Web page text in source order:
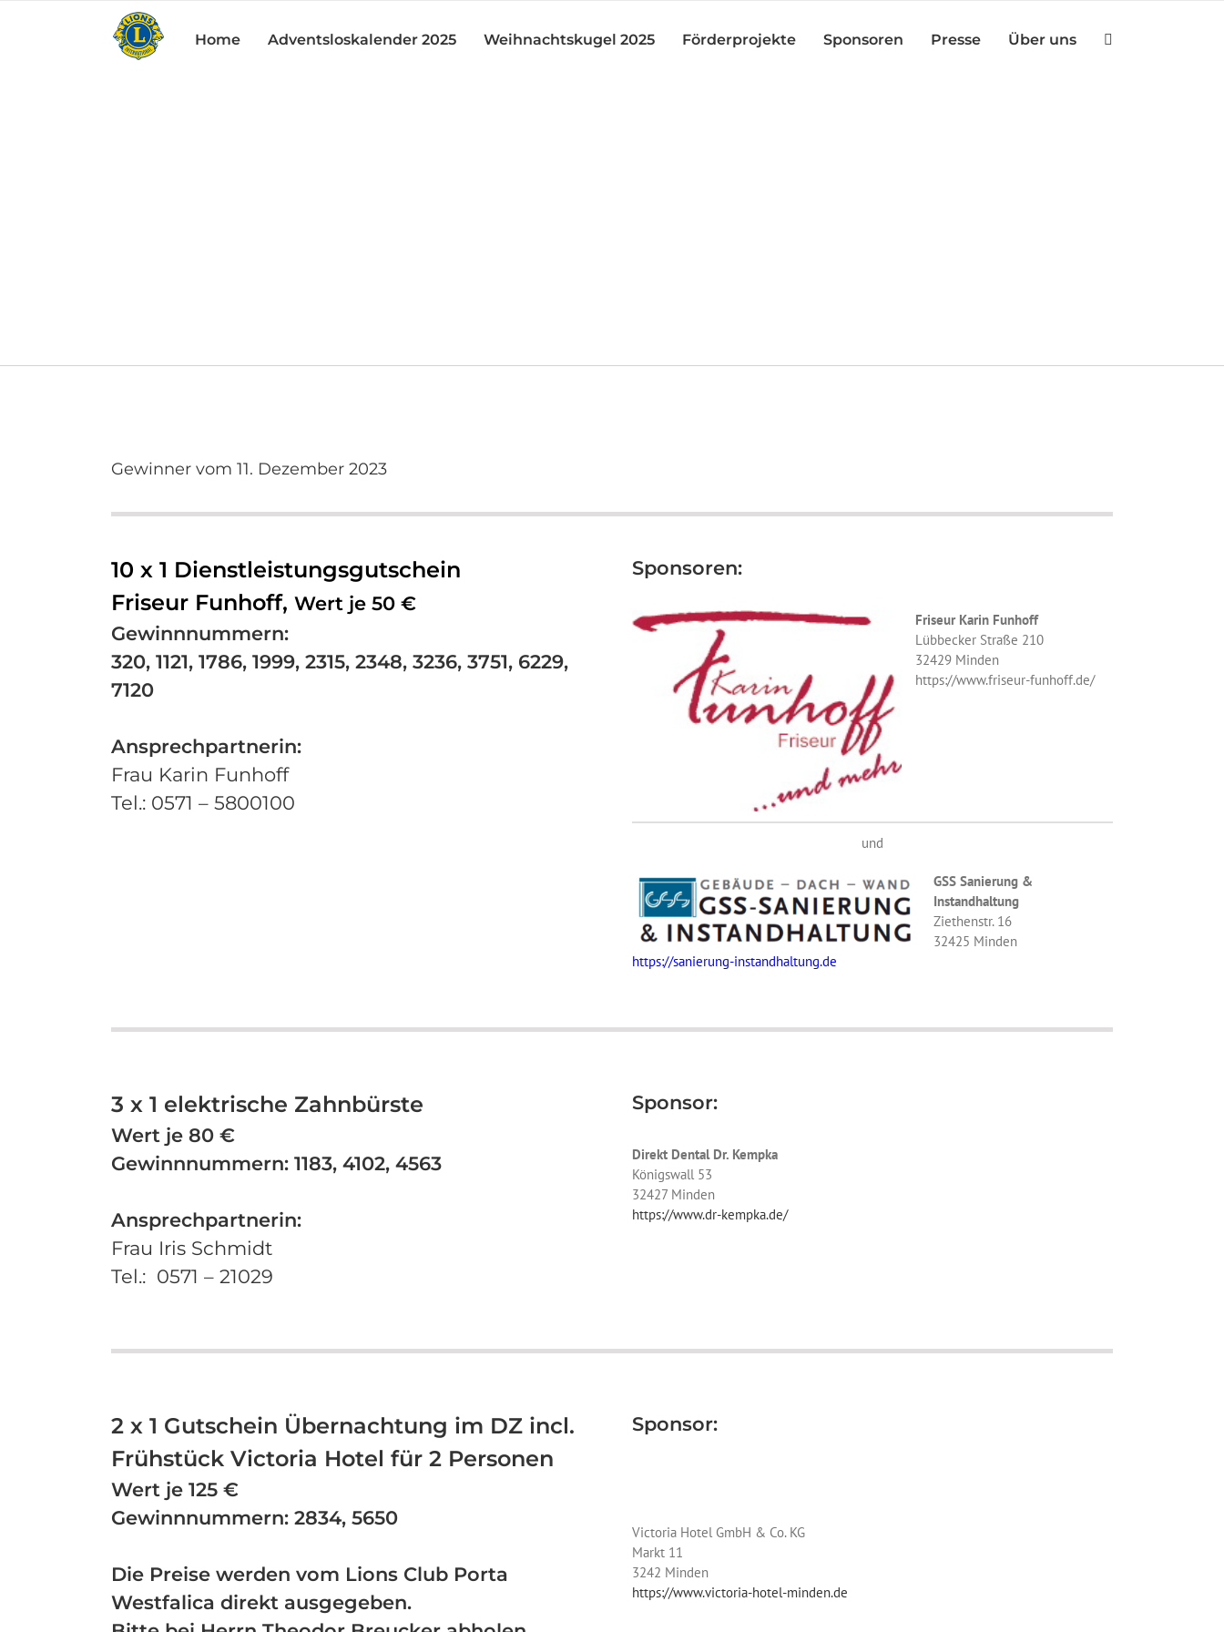
Home Adventsloskalender 2025 Weihnachtskugel 2025 Förderprojekte Sponsoren Presse Über uns
Gewinner vom 11. Dezember 2023
10 x 1 Dienstleistungsgutschein
Friseur Funhoff, Wert je 50 €
Gewinnnummern:
320, 1121, 1786, 1999, 2315, 2348, 3236, 3751, 6229,
7120
Ansprechpartnerin:
Frau Karin Funhoff
Tel.: 0571 – 5800100
Sponsoren:
Friseur Karin Funhoff
Lübbecker Straße 210
32429 Minden
https://www.friseur-funhoff.de/
und
GSS Sanierung &
Instandhaltung
Ziethenstr. 16
32425 Minden
https://sanierung-instandhaltung.de
3 x 1 elektrische Zahnbürste
Wert je 80 €
Gewinnnummern: 1183, 4102, 4563
Ansprechpartnerin:
Frau Iris Schmidt
Tel.: 0571 – 21029
Sponsor:
Direkt Dental Dr. Kempka
Königswall 53
32427 Minden
https://www.dr-kempka.de/
2 x 1 Gutschein Übernachtung im DZ incl.
Frühstück Victoria Hotel für 2 Personen
Wert je 125 €
Gewinnnummern: 2834, 5650
Die Preise werden vom Lions Club Porta
Westfalica direkt ausgegeben.
Sponsor:
Victoria Hotel GmbH & Co. KG
Markt 11
3242 Minden
https://www.victoria-hotel-minden.de